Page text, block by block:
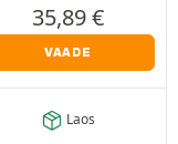
35,89€
VAADE
Laos